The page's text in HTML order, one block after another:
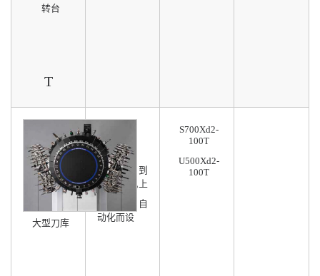
转台
T
大型刀库
100刀库
分别配搭到
S及U系机上
使用
专为FMC自
动化而设
S700Xd2-
100T
U500Xd2-
100T